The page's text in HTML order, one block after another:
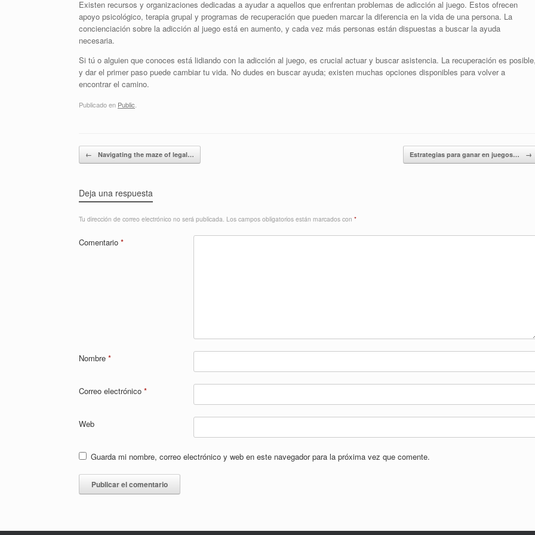
Existen recursos y organizaciones dedicadas a ayudar a aquellos que enfrentan problemas de adicción al juego. Estos ofrecen
apoyo psicológico, terapia grupal y programas de recuperación que pueden marcar la diferencia en la vida de una persona. La
concienciación sobre la adicción al juego está en aumento, y cada vez más personas están dispuestas a buscar la ayuda
necesaria.
Si tú o alguien que conoces está lidiando con la adicción al juego, es crucial actuar y buscar asistencia. La recuperación es
y dar el primer paso puede cambiar tu vida. No dudes en buscar ayuda; existen muchas opciones disponibles para volver a
encontrar el camino.
Publicado en Public
Navegador de artículos
← Navigating the maze of legal… Estrategias para ganar en juegos… →
Deja una respuesta
Tu dirección de correo electrónico no será publicada. Los campos obligatorios están marcados con *
Comentario *
Nombre *
Correo electrónico *
Web
Guarda mi nombre, correo electrónico y web en este navegador para la próxima vez que comente.